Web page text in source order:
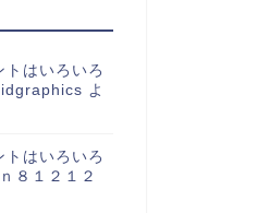
トはいろいろ
よ
トはいろいろ
ｎ８１２１２